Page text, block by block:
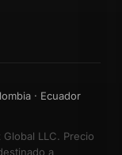
· Ecuador
LLC. Precio
a